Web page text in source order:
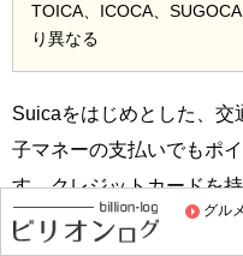
グル
TOICA、ICOCA、
り異なる
Suicaをはじめとした、交
子マネーの支払いでもポ
す。クレジットカードを
うのがお得です。